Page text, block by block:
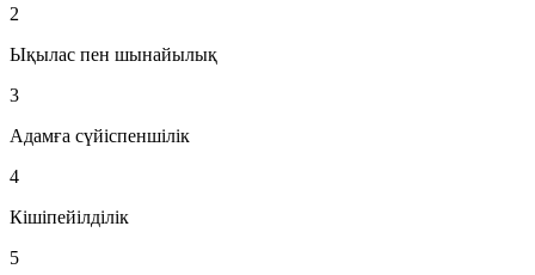
2
Ықылас пен шынайылық
3
Адамға сүйіспеншілік
4
Кішіпейілділік
5